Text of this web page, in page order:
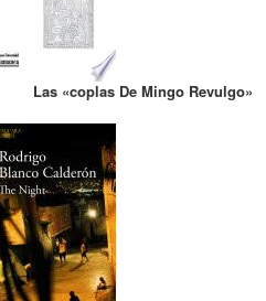
Las «coplas De Mingo Revulgo»